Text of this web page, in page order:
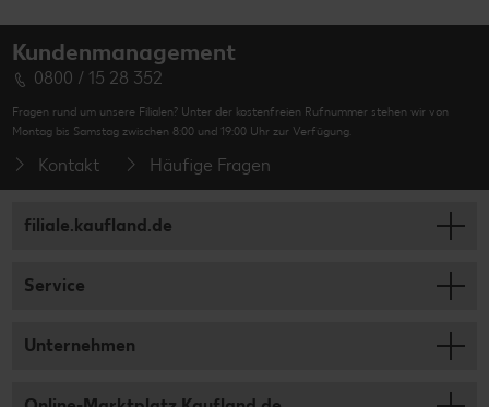
Kundenmanagement
0800 / 15 28 352
Fragen rund um unsere Filialen? Unter der kostenfreien Rufnummer stehen wir von
Montag bis Samstag zwischen 8:00 und 19:00 Uhr zur Verfügung.
Kontakt Häufige Fragen
filiale.kaufland.de
Service
Unternehmen